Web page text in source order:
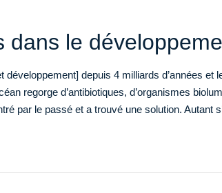
le
depuis 4 milliards d’années et
regorge d’antibiotiques, d’organismes
par le passé et a trouvé une solution. Autant